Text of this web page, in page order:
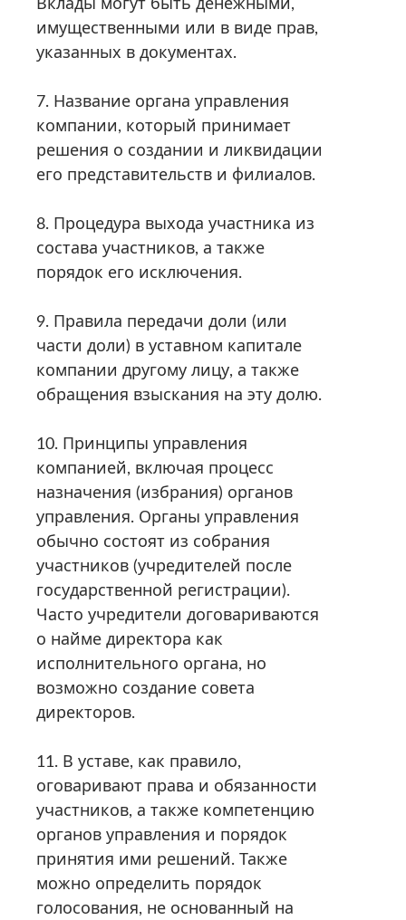
имущественными или в виде прав,
указанных в документах.
7. Название органа управления
компании, который принимает
решения о создании и ликвидации
его представительств и филиалов.
8. Процедура выхода участника из
состава участников, а также
порядок его исключения.
9. Правила передачи доли (или
части доли) в уставном капитале
компании другому лицу, а также
обращения взыскания на эту долю.
10. Принципы управления
компанией, включая процесс
назначения (избрания) органов
управления. Органы управления
обычно состоят из собрания
участников (учредителей после
государственной регистрации).
Часто учредители договариваются
о найме директора как
исполнительного органа, но
возможно создание совета
директоров.
11. В уставе, как правило,
оговаривают права и обязанности
участников, а также компетенцию
органов управления и порядок
принятия ими решений. Также
можно определить порядок
голосования, не основанный на